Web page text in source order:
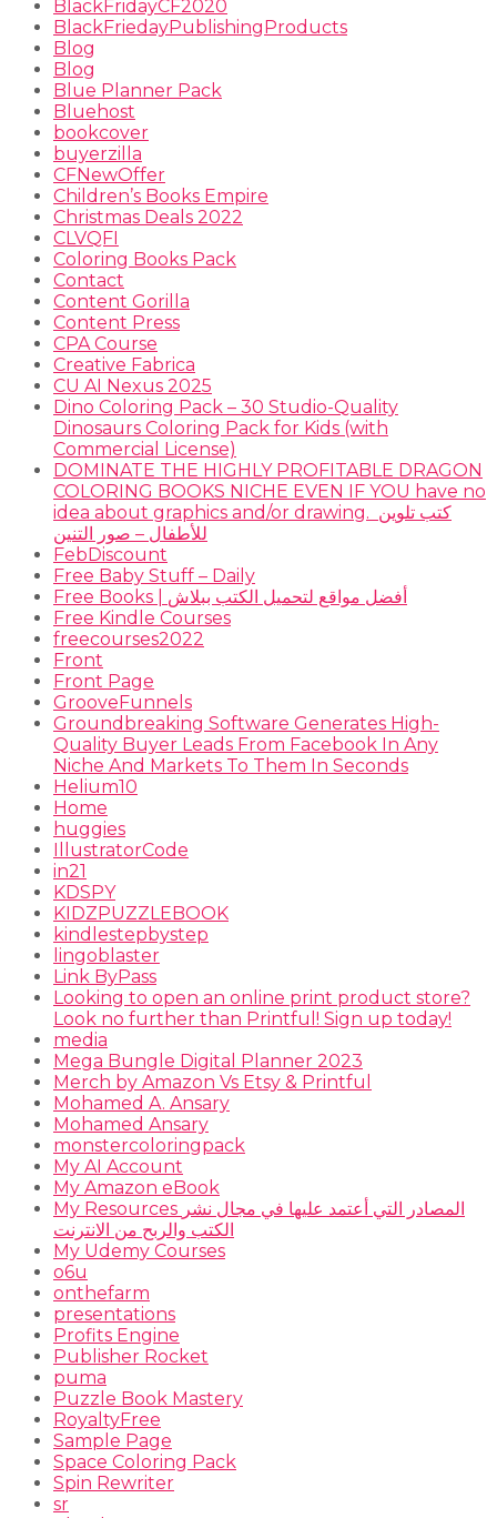
BlackFridayCF2020
BlackFriedayPublishingProducts
Blog
Blog
Blue Planner Pack
Bluehost
bookcover
buyerzilla
CFNewOffer
Children’s Books Empire
Christmas Deals 2022
CLVQFI
Coloring Books Pack
Contact
Content Gorilla
Content Press
CPA Course
Creative Fabrica
CU AI Nexus 2025
Dino Coloring Pack – 30 Studio-Quality
Dinosaurs Coloring Pack for Kids (with
Commercial License)
DOMINATE THE HIGHLY PROFITABLE DRAGON
COLORING BOOKS NICHE EVEN IF YOU have no
idea about graphics and/or drawing. ​ كتب تلوين
للأطفال – صور التنين
FebDiscount
Free Baby Stuff – Daily
Free Books | أفضل مواقع لتحميل الكتب ببلاش
Free Kindle Courses
freecourses2022
Front
Front Page
GrooveFunnels
Groundbreaking Software Generates High-
Quality Buyer Leads From Facebook In Any
Niche And Markets To Them In Seconds
Helium10
Home
huggies
IllustratorCode
in21
KDSPY
KIDZPUZZLEBOOK
kindlestepbystep
lingoblaster
Link ByPass
Looking to open an online print product store?
Look no further than Printful! Sign up today!
media
Mega Bungle Digital Planner 2023
Merch by Amazon Vs Etsy & Printful
Mohamed A. Ansary
Mohamed Ansary
monstercoloringpack
My AI Account
My Amazon eBook
My Resources المصادر التي أعتمد عليها في مجال نشر
الكتب والربح من الانترنت
My Udemy Courses
o6u
onthefarm
presentations
Profits Engine
Publisher Rocket
puma
Puzzle Book Mastery
RoyaltyFree
Sample Page
Space Coloring Pack
Spin Rewriter
sr